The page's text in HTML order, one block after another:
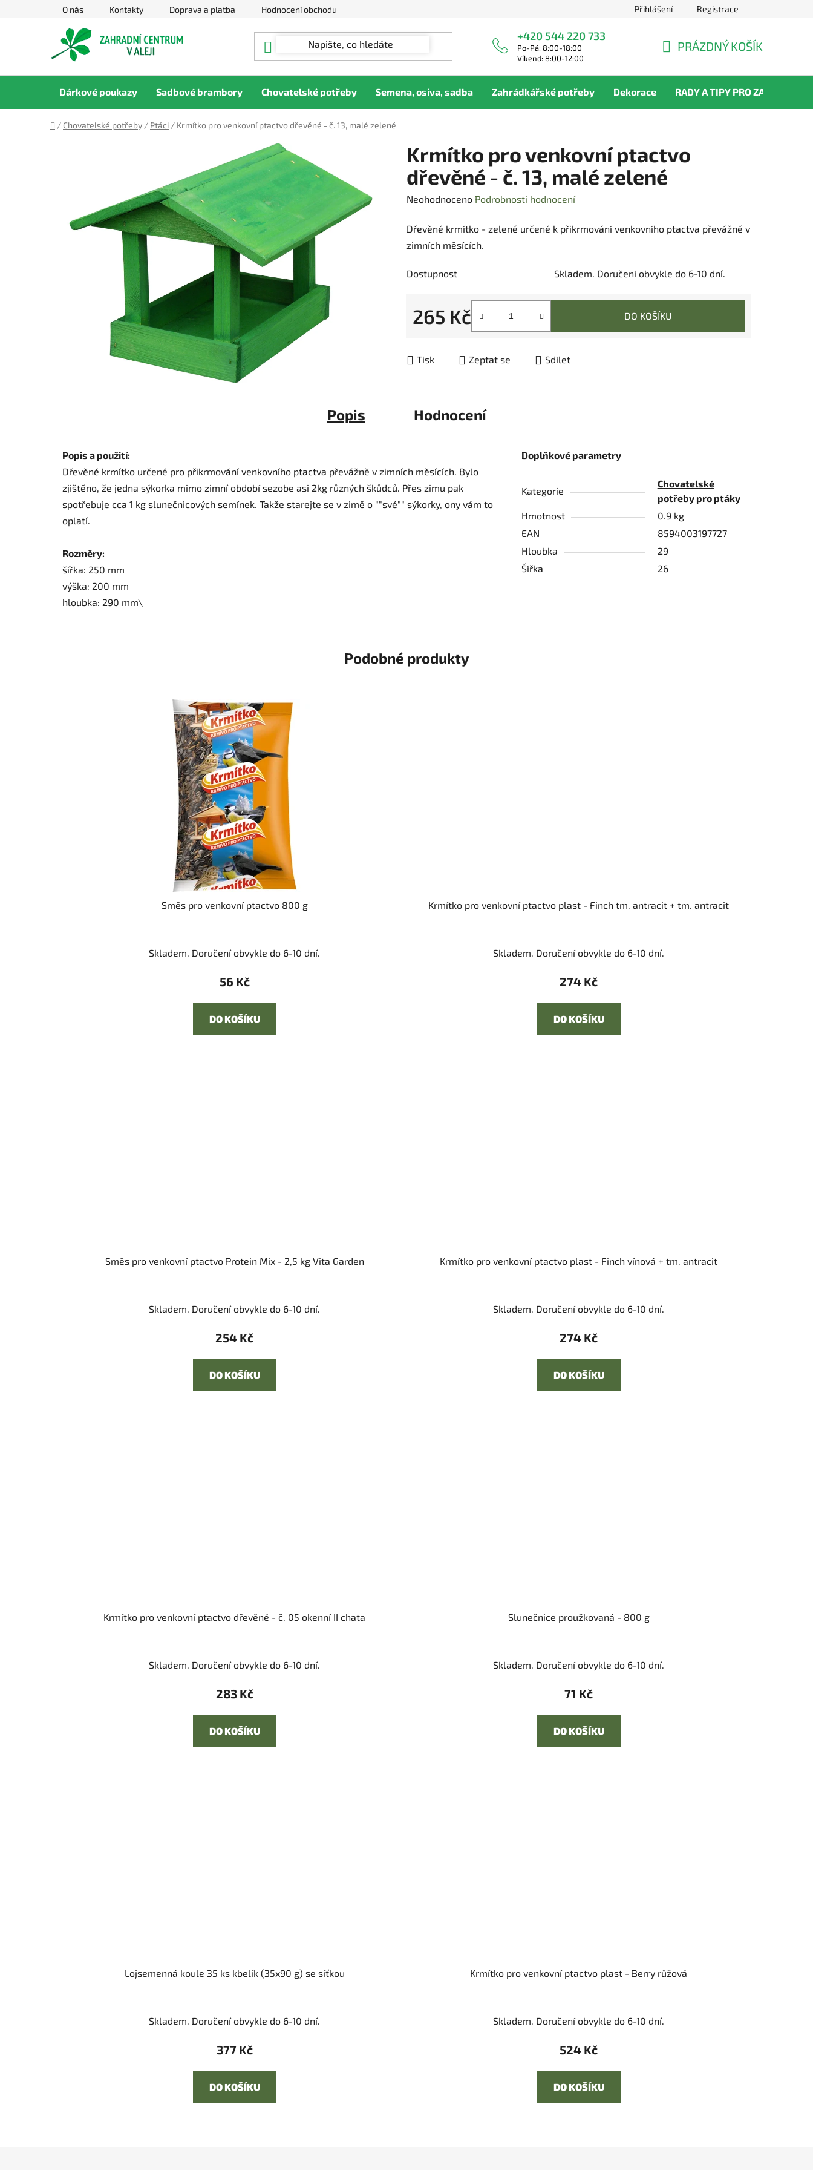
O nás Kontakty Doprava a platba Hodnocení obchodu Přihlášení Registrace
+420 544 220 733
Po-Pá: 8:00-18:00
Víkend: 8:00-12:00
KOŠÍK
PRÁZDNÝ KOŠÍK
Dárkové poukazy Sadbové brambory Chovatelské potřeby Semena, osiva, sadba Zahrádkářské potřeby Dekorace RADY A TIPY PRO ZAHRADNÍKY
Domů
/ Chovatelské potřeby / Ptáci / Krmítko pro venkovní ptactvo dřevěné - č. 13, malé zelené
Krmítko pro venkovní ptactvo
dřevěné - č. 13, malé zelené
Průměrné
produktu
je
z
hvězdiček.
Neohodnoceno Podrobnosti hodnocení
Dřevěné krmítko - zelené určené k přikrmování venkovního ptactva převážně v
zimních měsících.
Dostupnost Skladem. Doručení obvykle do 6-10 dní.
265 Kč DO KOŠÍKU
Tisk Zeptat se Sdílet
Popis Hodnocení
Popis a použití:
Dřevěné krmítko určené pro přikrmování venkovního ptactva převážně v zimních měsících. Bylo
zjištěno, že jedna sýkorka mimo zimní období sezobe asi 2kg různých škůdců. Přes zimu pak
spotřebuje cca 1 kg slunečnicových semínek. Takže starejte se v zimě o ""své"" sýkorky, ony vám to
oplatí.
Rozměry:
šířka: 250 mm
výška: 200 mm
hloubka: 290 mm\
Doplňkové parametry
Kategorie
Chovatelské
potřeby pro ptáky
Hmotnost
0.9 kg
EAN
8594003197727
Hloubka
29
Šířka
26
Podobné produkty
Směs pro venkovní ptactvo 800 g
Skladem. Doručení obvykle do 6-10 dní.
56 Kč
DO KOŠÍKU
Krmítko pro venkovní ptactvo plast - Finch tm. antracit + tm. antracit
Skladem. Doručení obvykle do 6-10 dní.
274 Kč
DO KOŠÍKU
Směs pro venkovní ptactvo Protein Mix - 2,5 kg Vita Garden
Skladem. Doručení obvykle do 6-10 dní.
254 Kč
DO KOŠÍKU
Krmítko pro venkovní ptactvo plast - Finch vínová + tm. antracit
Skladem. Doručení obvykle do 6-10 dní.
274 Kč
DO KOŠÍKU
Krmítko pro venkovní ptactvo dřevěné - č. 05 okenní II chata
Skladem. Doručení obvykle do 6-10 dní.
283 Kč
DO KOŠÍKU
Slunečnice proužkovaná - 800 g
Skladem. Doručení obvykle do 6-10 dní.
71 Kč
DO KOŠÍKU
Lojsemenná koule 35 ks kbelík (35x90 g) se síťkou
Skladem. Doručení obvykle do 6-10 dní.
377 Kč
DO KOŠÍKU
Krmítko pro venkovní ptactvo plast - Berry růžová
Skladem. Doručení obvykle do 6-10 dní.
524 Kč
DO KOŠÍKU